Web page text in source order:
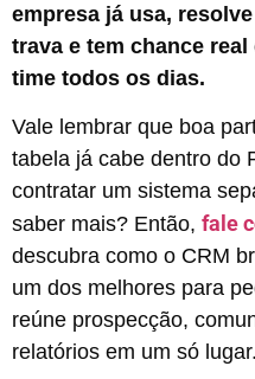
empresa já usa,
trava e tem chance
time todos os dias.
Vale lembrar que boa
tabela já cabe dentro do
contratar um sistema
saber mais? Então, fale
descubra como o CRM
um dos melhores para
reúne prospecção,
relatórios em um só lugar.